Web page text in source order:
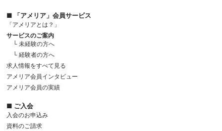
■ 「アメリア」会員サービス
「アメリアとは？」
サービスのご案内
└ 未経験の方へ
└ 経験者の方へ
求人情報をすべて見る
アメリア会員インタビュー
アメリア会員の実績
■ ご入会
入会のお申込み
資料のご請求